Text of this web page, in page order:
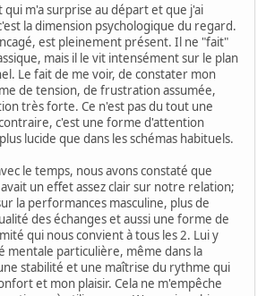
qui m'a surprise au départ et que j'ai
la dimension psychologique du regard.
est pleinement présent. Il ne "fait"
mais il le vit intensément sur le plan
Le fait de me voir, de constater mon
de tension, de frustration assumée,
très forte. Ce n'est pas du tout une
c'est une forme d'attention
lucide que dans les schémas habituels.
le temps, nous avons constaté que
un effet assez clair sur notre relation;
la performances masculine, plus de
des échanges et aussi une forme de
qui nous convient à tous les 2. Lui y
mentale particulière, même dans la
stabilité et une maîtrise du rythme qui
et mon plaisir. Cela ne m'empêche